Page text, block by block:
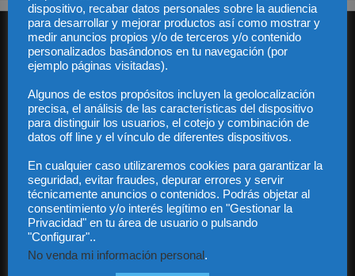
Audiencia y Publicidad
Quiénes somos
Privacidad
Contacto
Guía Colaboradores
Contáctanos: info@diariojuridico.com
dispositivo, recabar datos personales sobre la audiencia
para desarrollar y mejorar productos así como mostrar y
medir anuncios propios y/o de terceros y/o contenido
personalizados basándonos en tu navegación (por
ejemplo páginas visitadas).
Algunos de estos propósitos incluyen la geolocalización
precisa, el análisis de las características del dispositivo
para distinguir los usuarios, el cotejo y combinación de
datos off line y el vínculo de diferentes dispositivos.
En cualquier caso utilizaremos cookies para garantizar la
seguridad, evitar fraudes, depurar errores y servir
técnicamente anuncios o contenidos. Podrás objetar al
consentimiento y/o interés legítimo en "Gestionar la
Privacidad" en tu área de usuario o pulsando
"Configurar"..
No venda mi información personal.